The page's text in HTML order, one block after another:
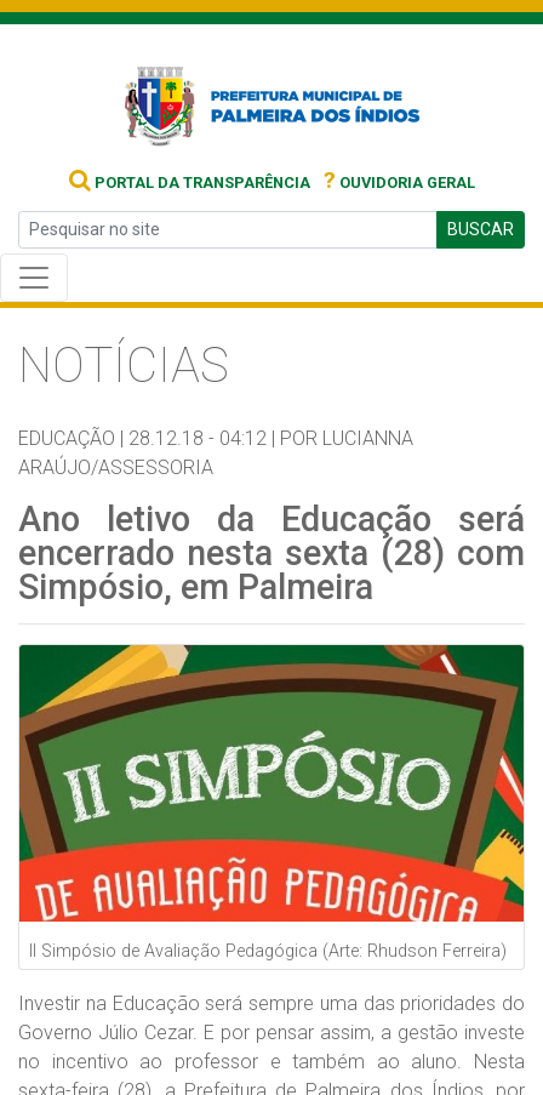
PORTAL DA TRANSPARÊNCIA ? OUVIDORIA GERAL
BUSCAR
NOTÍCIAS
EDUCAÇÃO | 28.12.18 - 04:12 | POR LUCIANNA
ARAÚJO/ASSESSORIA
Ano letivo da Educação será
encerrado nesta sexta (28) com
Simpósio, em Palmeira
II Simpósio de Avaliação Pedagógica (Arte: Rhudson Ferreira)
Investir na Educação será sempre uma das prioridades do
Governo Júlio Cezar. E por pensar assim, a gestão investe
no incentivo ao professor e também ao aluno. Nesta